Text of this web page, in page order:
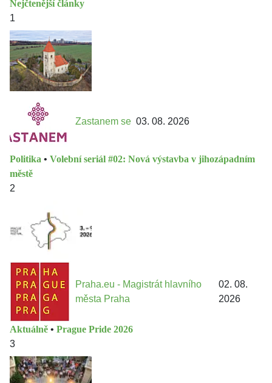
Nejčtenější články
1
Zastanem se 03. 08. 2026
Politika • Volební seriál #02: Nová výstavba v jihozápadním
městě
2
Praha.eu - Magistrát hlavního
města Praha
02. 08.
2026
Aktuálně • Prague Pride 2026
3